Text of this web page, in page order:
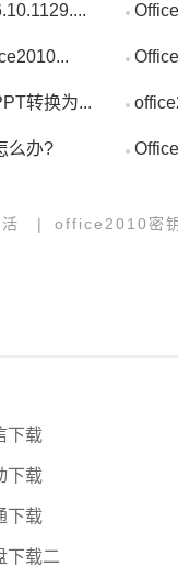
转换为...
么办?
| office2010密
下载
下载
下载
下载二